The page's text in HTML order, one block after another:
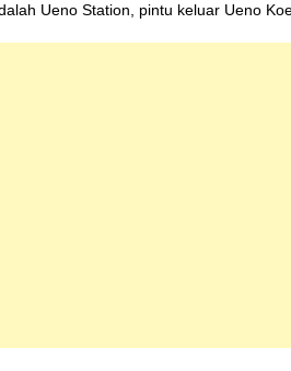
Ueno Station, pintu keluar Ueno